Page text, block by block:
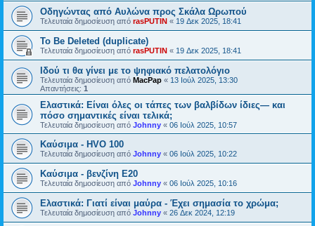
Οδηγώντας από Αυλώνα προς Σκάλα Ωρωπού
Τελευταία δημοσίευση από rasPUTIN « 19 Δεκ 2025, 18:41
To Be Deleted (duplicate)
Τελευταία δημοσίευση από rasPUTIN « 19 Δεκ 2025, 18:41
Ιδού τι θα γίνει με το ψηφιακό πελατολόγιο
Τελευταία δημοσίευση από MacPap « 13 Ιούλ 2025, 13:30
Απαντήσεις: 1
Ελαστικά: Είναι όλες οι τάπες των βαλβίδων ίδιες— και
πόσο σημαντικές είναι τελικά;
Τελευταία δημοσίευση από Johnny « 06 Ιούλ 2025, 10:57
Καύσιμα - HVO 100
Τελευταία δημοσίευση από Johnny « 06 Ιούλ 2025, 10:22
Καύσιμα - βενζίνη Ε20
Τελευταία δημοσίευση από Johnny « 06 Ιούλ 2025, 10:16
Ελαστικά: Γιατί είναι μαύρα - Έχει σημασία το χρώμα;
Τελευταία δημοσίευση από Johnny « 26 Δεκ 2024, 12:19